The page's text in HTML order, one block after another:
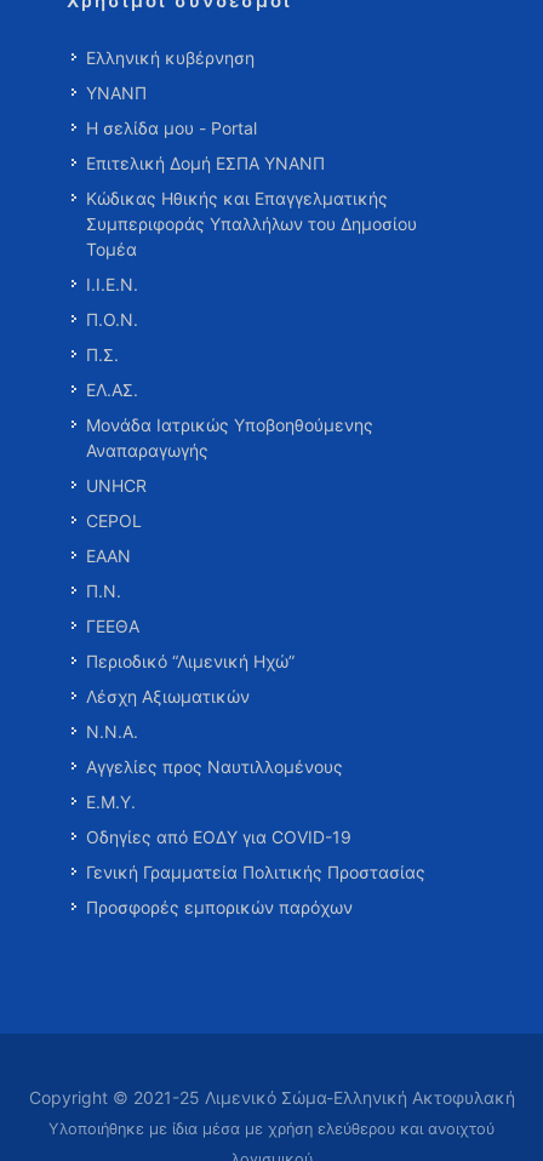
Ελληνική κυβέρνηση
ΥΝΑΝΠ
Η σελίδα μου - Portal
Επιτελική Δομή ΕΣΠΑ ΥΝΑΝΠ
Κώδικας Ηθικής και Επαγγελματικής
Συμπεριφοράς Υπαλλήλων του Δημοσίου
Τομέα
Ι.Ι.Ε.Ν.
Π.Ο.Ν.
Π.Σ.
ΕΛ.ΑΣ.
Μονάδα Ιατρικώς Υποβοηθούμενης
Αναπαραγωγής
UNHCR
CEPOL
ΕΑΑΝ
Π.Ν.
ΓΕΕΘΑ
Περιοδικό “Λιμενική Ηχώ”
Λέσχη Αξιωματικών
Ν.Ν.Α.
Αγγελίες προς Ναυτιλλομένους
Ε.Μ.Υ.
Οδηγίες από ΕΟΔΥ για COVID-19
Γενική Γραμματεία Πολιτικής Προστασίας
Προσφορές εμπορικών παρόχων
Copyright © 2021-25 Λιμενικό Σώμα-Ελληνική Ακτοφυλακή
Υλοποιήθηκε με ίδια μέσα με χρήση ελεύθερου και ανοιχτού